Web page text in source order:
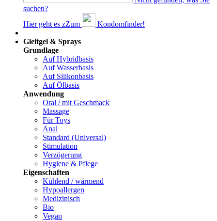
suchen?
Hier geht es zZum
Kondomfinder!
Gleitgel & Sprays
Grundlage
Auf Hybridbasis
Auf Wasserbasis
Auf Silikonbasis
Auf Ölbasis
Anwendung
Oral / mit Geschmack
Massage
Für Toys
Anal
Standard (Universal)
Stimulation
Verzögerung
Hygiene & Pflege
Eigenschaften
Kühlend / wärmend
Hypoallergen
Medizinisch
Bio
Vegan